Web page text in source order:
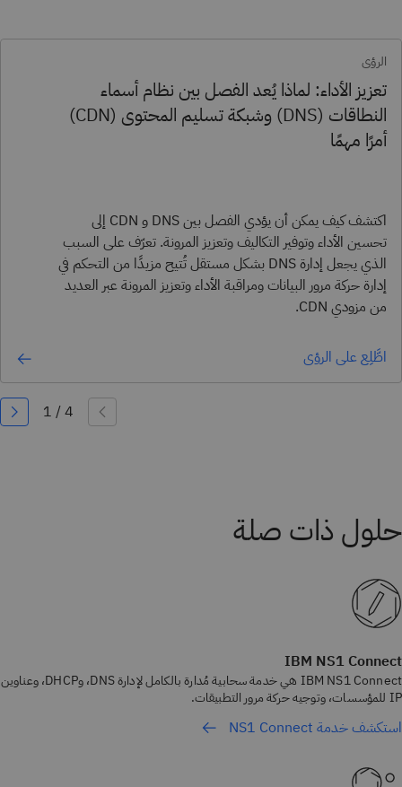
الرؤى
تعزيز الأداء: لماذا يُعد الفصل بين نظام أسماء
النطاقات (DNS) وشبكة تسليم المحتوى (CDN)
أمرًا مهمًا
اكتشف كيف يمكن أن يؤدي الفصل بين DNS و CDN إلى
تحسين الأداء وتوفير التكاليف وتعزيز المرونة. تعرّف على السبب
الذي يجعل إدارة DNS بشكل مستقل تُتيح مزيدًا من التحكم في
إدارة حركة مرور البيانات ومراقبة الأداء وتعزيز المرونة عبر العديد
من مزودي CDN.
اطَّلِع على الرؤى
IBM NS1 Connect
IBM NS1 Connect هي خدمة سحابية مُدارة بالكامل لإدارة DNS، وDHCP، وعناوين
IP للمؤسسات، وتوجيه حركة مرور التطبيقات.
استكشف خدمة NS1 Connect